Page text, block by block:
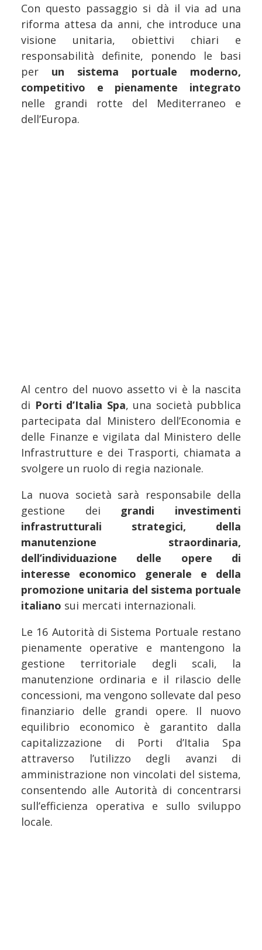
Con questo passaggio si dà il via ad una
riforma attesa da anni, che introduce una
visione unitaria, obiettivi chiari e
responsabilità definite, ponendo le basi
per un sistema portuale moderno,
competitivo e pienamente integrato
nelle grandi rotte del Mediterraneo e
dell’Europa.
Al centro del nuovo assetto vi è la nascita
di Porti d’Italia Spa, una società pubblica
partecipata dal Ministero dell’Economia e
delle Finanze e vigilata dal Ministero delle
Infrastrutture e dei Trasporti, chiamata a
svolgere un ruolo di regia nazionale.
La nuova società sarà responsabile della
gestione dei grandi investimenti
infrastrutturali strategici, della
manutenzione straordinaria,
dell’individuazione delle opere di
interesse economico generale e della
promozione unitaria del sistema portuale
italiano sui mercati internazionali.
Le 16 Autorità di Sistema Portuale restano
pienamente operative e mantengono la
gestione territoriale degli scali, la
manutenzione ordinaria e il rilascio delle
concessioni, ma vengono sollevate dal peso
finanziario delle grandi opere. Il nuovo
equilibrio economico è garantito dalla
capitalizzazione di Porti d’Italia Spa
attraverso l’utilizzo degli avanzi di
amministrazione non vincolati del sistema,
consentendo alle Autorità di concentrarsi
sull’efficienza operativa e sullo sviluppo
locale.